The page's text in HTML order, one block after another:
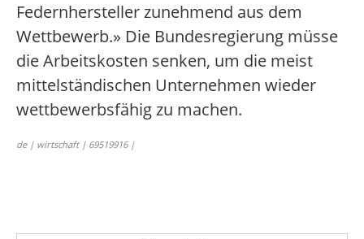
Federnhersteller zunehmend aus dem
Wettbewerb.» Die Bundesregierung müsse
die Arbeitskosten senken, um die meist
mittelständischen Unternehmen wieder
wettbewerbsfähig zu machen.
de | wirtschaft | 69519916 |